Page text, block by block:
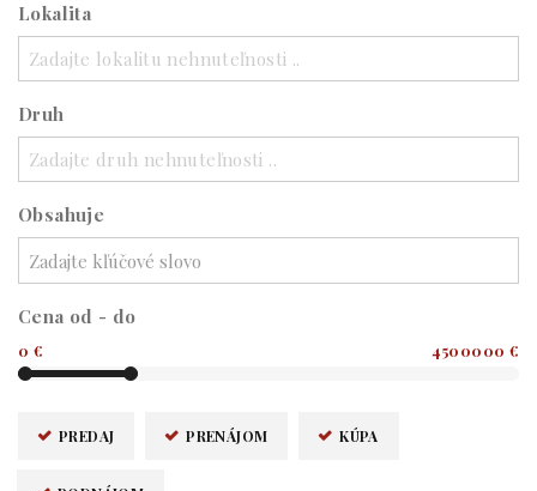
Lokalita
Zadajte lokalitu nehnuteľnosti ..
Druh
Zadajte druh nehnuteľnosti ..
Obsahuje
Cena od - do
0 € 4500000 €
PREDAJ PRENÁJOM KÚPA